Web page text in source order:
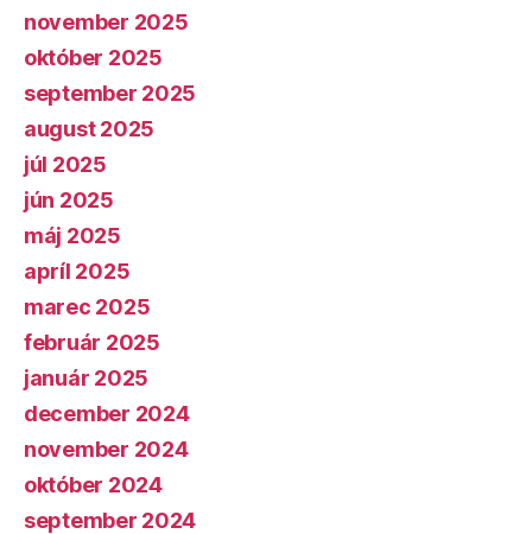
november 2025
október 2025
september 2025
august 2025
júl 2025
jún 2025
máj 2025
apríl 2025
marec 2025
február 2025
január 2025
december 2024
november 2024
október 2024
september 2024